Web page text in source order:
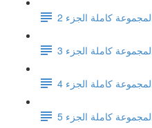
كاملة الجزء 2
كاملة الجزء 3
كاملة الجزء 4
كاملة الجزء 5